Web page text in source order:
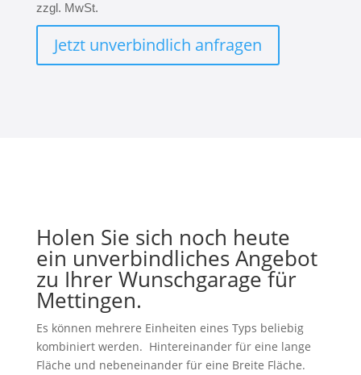
zzgl. MwSt.
Jetzt unverbindlich anfragen
Holen Sie sich noch heute
ein unverbindliches Angebot
zu Ihrer Wunschgarage für
Mettingen.
Es können mehrere Einheiten eines Typs beliebig
kombiniert werden. Hintereinander für eine lange
Fläche und nebeneinander für eine Breite Fläche.